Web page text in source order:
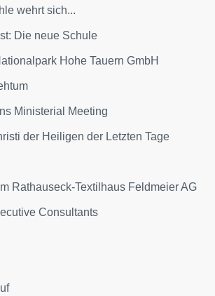
wehrt sich...
Die neue Schule
Hohe Tauern GmbH
Ministerial Meeting
der Heiligen der Letzten Tage
Rathauseck-Textilhaus Feldmeier AG
Consultants